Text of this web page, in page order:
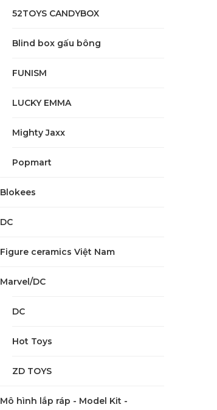
52TOYS CANDYBOX
Blind box gấu bông
FUNISM
LUCKY EMMA
Mighty Jaxx
Popmart
Blokees
DC
Figure ceramics Việt Nam
Marvel/DC
DC
Hot Toys
ZD TOYS
Mô hình lắp ráp - Model Kit -